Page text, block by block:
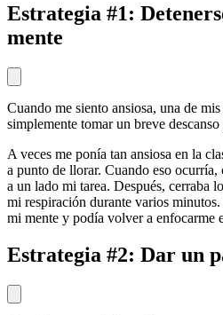
Estrategia #1:
mente
Cuando me siento ansiosa, una de
simplemente tomar un breve
A veces me ponía tan ansiosa en la
a punto de llorar. Cuando eso ocurría,
a un lado mi tarea. Después, cerraba
mi respiración durante varios
mi mente y podía volver a enfocarme
Estrategia #2: Dar un